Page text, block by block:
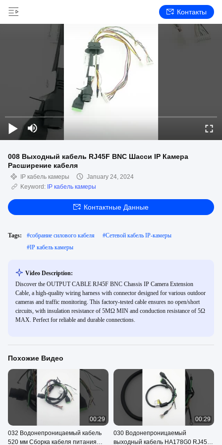
Контакты
008 Выходный кабель RJ45F BNC Шасси IP Камера
Расширение кабеля
IP кабель камеры
January 24, 2024
Keyword: IP кабель камеры
Контактные Данные
Tags: #собрание силового кабеля #Сетевой кабель IP-камеры
#IP кабель камеры
Video Description:
Discover the OUTPUT CABLE RJ45F BNC Chassis IP Camera Extension
Cable, a high-quality wiring harness with connector designed for various outdoor
cameras and traffic monitoring. This factory-tested cable ensures no open/short
circuits, with insulation resistance of 5MΩ MIN and conduction resistance of 5Ω
MAX. Perfect for reliable and durable connections.
Похожие Видео
00:29
032 Водонепроницаемый кабель
520 мм Сборка кабеля питания
00:29
030 Водонепроницаемый
выходный кабель HA178G0 RJ45F